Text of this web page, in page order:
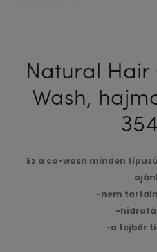
Natural
Wash,
Ez a co-wash minden
-nem
-
-a fejbőr